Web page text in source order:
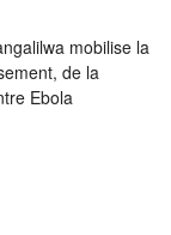
mobilise la
de la
Ebola